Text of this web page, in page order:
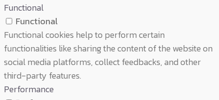
Functional
Functional
Functional cookies help to perform certain
functionalities like sharing the content of the website on
social media platforms, collect feedbacks, and other
third-party features.
Performance